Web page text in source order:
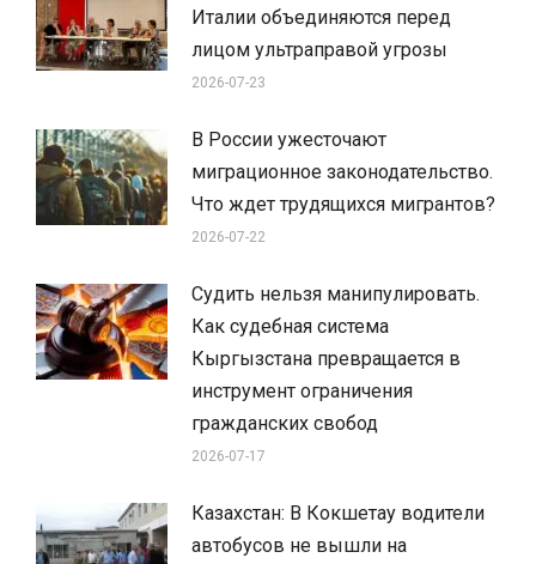
Италии объединяются перед
лицом ультраправой угрозы
2026-07-23
В России ужесточают
миграционное законодательство.
Что ждет трудящихся мигрантов?
2026-07-22
Судить нельзя манипулировать.
Как судебная система
Кыргызстана превращается в
инструмент ограничения
гражданских свобод
2026-07-17
Казахстан: В Кокшетау водители
автобусов не вышли на